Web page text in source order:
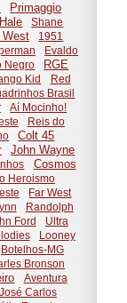
Primaggio
Shane
West
1951
Evaldo
Negro RGE
Kid
Red
Brasil
Aí Mocinho!
Reis do
Colt 45
John Wayne
Cosmos
Heroismo
Far West
Randolph
Ford
Ultra
Looney
Botelhos-MG
Bronson
Aventura
José Carlos